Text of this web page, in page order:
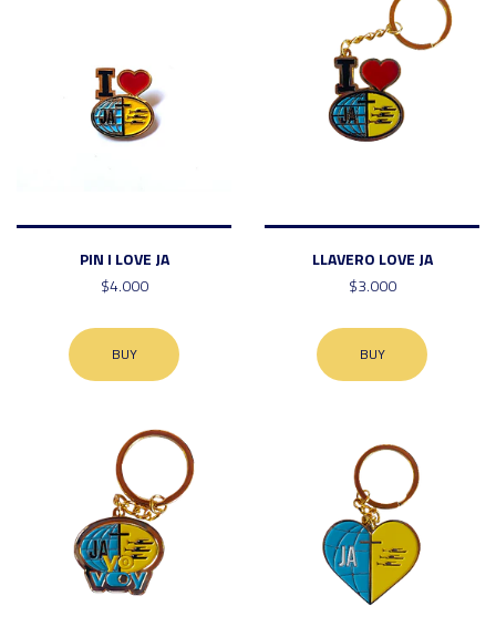
PIN I LOVE JA
$4.000
BUY
LLAVERO LOVE JA
$3.000
BUY